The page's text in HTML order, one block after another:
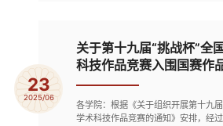
23
2025/06
关于第十九届“挑战杯”全
科技作品竞赛入围国赛作
各学院：根据《关于组织开展第十九
学术科技作品竞赛的通知》安排，经